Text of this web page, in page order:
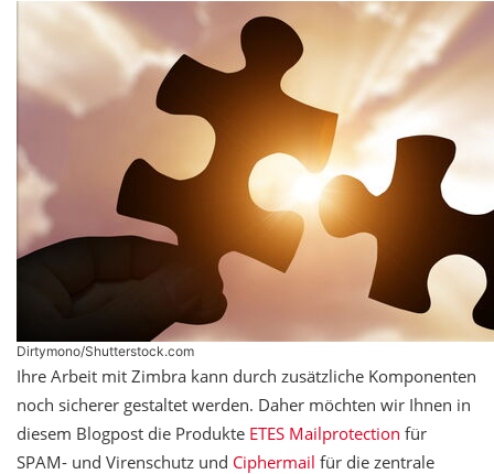
Dirtymono/Shutterstock.com
Ihre Arbeit mit Zimbra kann durch zusätzliche Komponenten
noch sicherer gestaltet werden. Daher möchten wir Ihnen in
diesem Blogpost die Produkte ETES Mailprotection für
SPAM- und Virenschutz und Ciphermail für die zentrale